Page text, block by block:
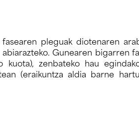
pleguak diotenaren
Gunearen bigarren
zenbateko hau
(eraikuntza aldia barne